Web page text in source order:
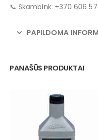
📞 Skambink: +370 606
PAPILDOMA
PANAŠŪS PRODUKTAI